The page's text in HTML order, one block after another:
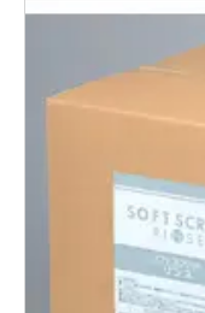
サポート
FAX注文
名入れ刺繍
メーカー
キャンペーン
おすすめ
オリジナル
販売価格(税抜き)で絞る